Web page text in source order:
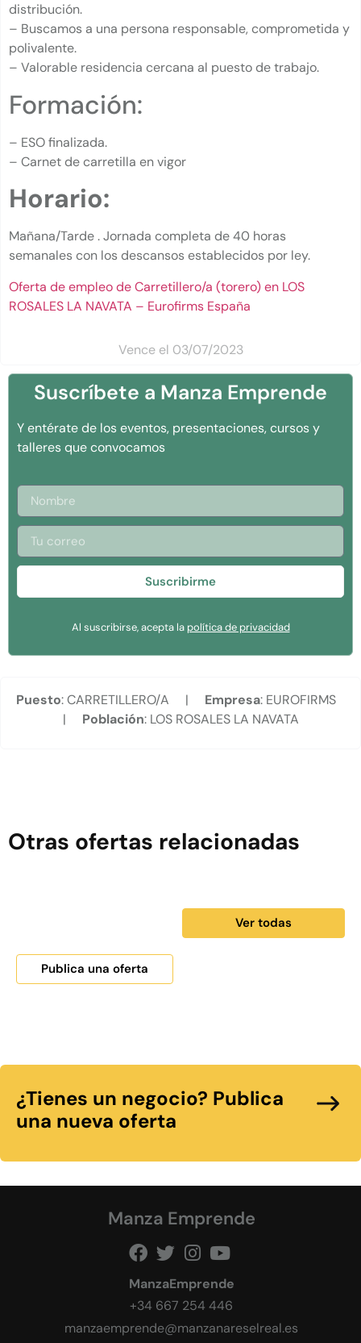
distribución.
– Buscamos a una persona responsable, comprometida y
polivalente.
– Valorable residencia cercana al puesto de trabajo.
Formación:
– ESO finalizada.
– Carnet de carretilla en vigor
Horario:
Mañana/Tarde . Jornada completa de 40 horas
semanales con los descansos establecidos por ley.
Oferta de empleo de Carretillero/a (torero) en LOS
ROSALES LA NAVATA – Eurofirms España
Vence el 03/07/2023
Suscríbete a Manza Emprende
Y entérate de los eventos, presentaciones, cursos y
talleres que convocamos
Suscribirme
Al suscribirse, acepta la política de privacidad
Puesto: CARRETILLERO/A | Empresa: EUROFIRMS
| Población: LOS ROSALES LA NAVATA
Otras ofertas relacionadas
Ver todas
Publica una oferta
¿Tienes un negocio? Publica
una nueva oferta
Manza Emprende
ManzaEmprende
+34 667 254 446
manzaemprende@manzanareselreal.es